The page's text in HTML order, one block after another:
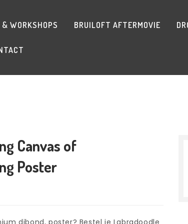
& WORKSHOPS BRUILOFT AFTERMOVIE
Canvas of
Poster
dibond, poster? Bestel je Labradoodle